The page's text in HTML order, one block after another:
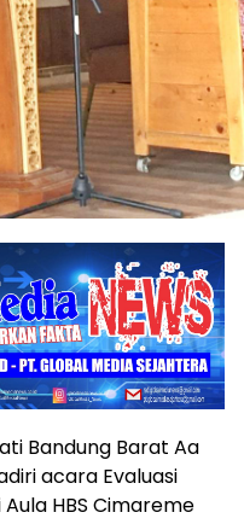
Barat Aa
acara Evaluasi
Aula HBS Cimareme